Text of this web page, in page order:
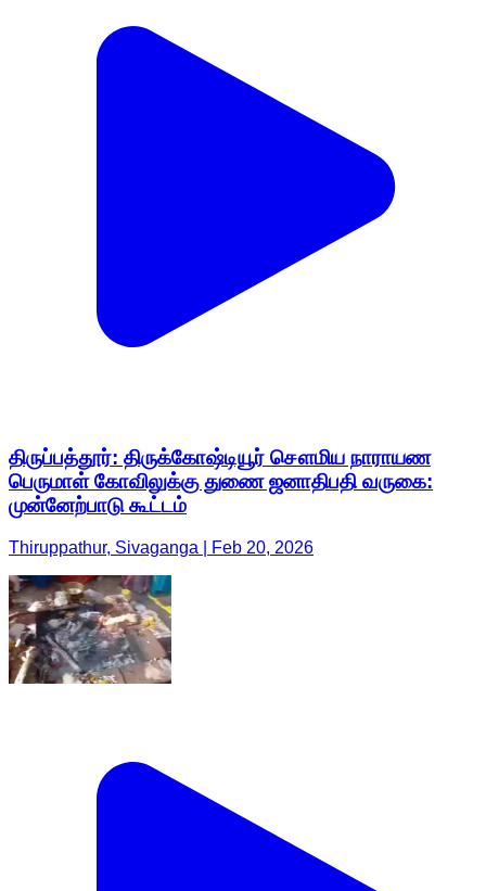
திருப்பத்தூர்: திருக்கோஷ்டியூர் சௌமிய நாராயண
பெருமாள் கோவிலுக்கு துணை ஜனாதிபதி வருகை:
முன்னேற்பாடு கூட்டம்
Thiruppathur, Sivaganga | Feb 20, 2026